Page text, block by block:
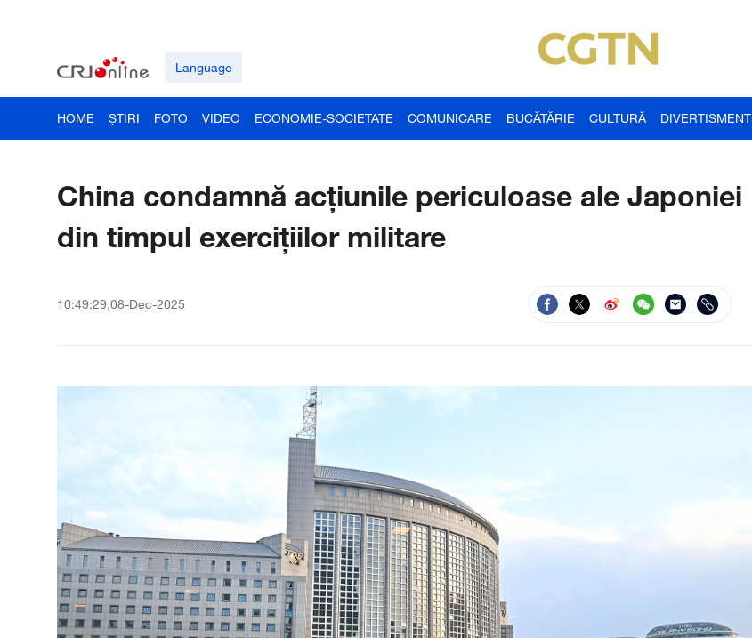
Language
HOME ȘTIRI FOTO VIDEO ECONOMIE-SOCIETATE COMUNICARE BUCĂTĂRIE CULTURĂ DIVERTISMENT
China condamnă acțiunile periculoase ale Japoniei
din timpul exercițiilor militare
10:49:29,08-Dec-2025